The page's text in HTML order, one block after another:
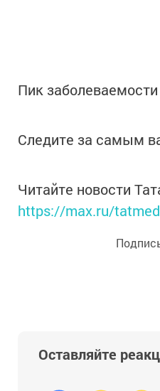
Пик
Следите за самым
Читайте новости
https://max.ru/
Оставляйте